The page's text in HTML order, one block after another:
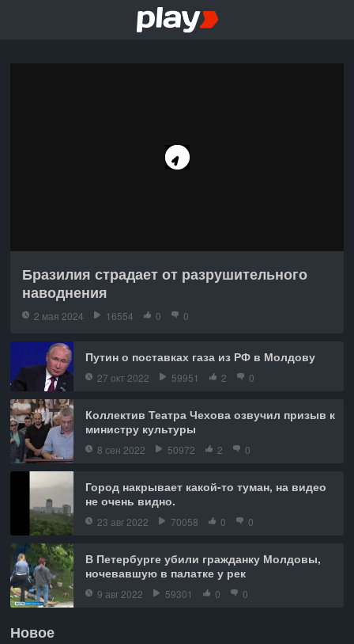
Бразилия страдает от разрушительного
наводнения
2 мая 2024 16554 0 0
Путин о поставках газа из РФ в Молдову
27 окт 2022 59951 2 0
Коллектив Театра Чехова озвучил призыв к
министру культуры
8 сен 2022 50972 2 0
Город накрывает какой-то туман, на видео
не очень видно.
23 авг 2022 70058 0 0
В Петербурге убили гражданку Молдовы,
ночевавшую в палатке у рек
9 авг 2022 59301 0 0
Новое